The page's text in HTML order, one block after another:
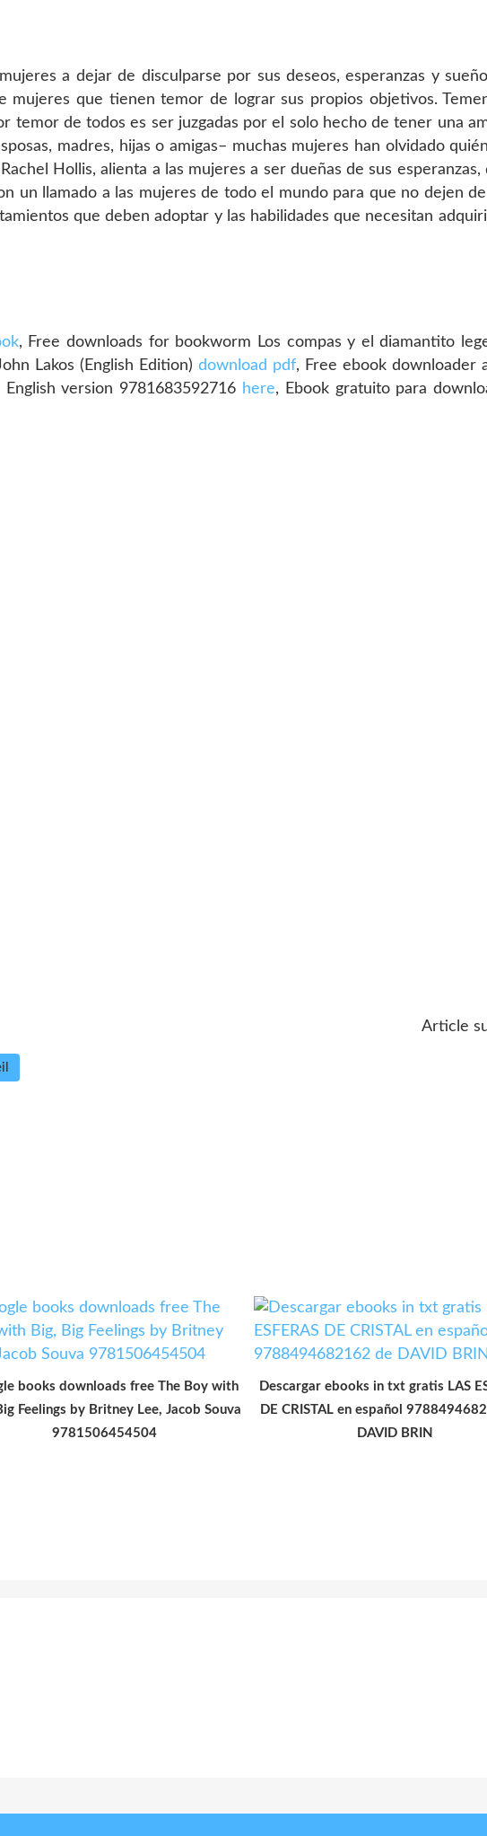
a dejar de disculparse por sus deseos, esperanzas y
mujeres que tienen temor de lograr sus propios objetivos.
temor de todos es ser juzgadas por el solo hecho de tener una
madres, hijas o amigas– muchas mujeres han olvidado
Hollis, alienta a las mujeres a ser dueñas de sus esperanzas,
un llamado a las mujeres de todo el mundo para que no dejen
que deben adoptar y las habilidades que necesitan
, Free downloads for bookworm Los compas y el diamantito
Lakos (English Edition) download pdf, Free ebook downloader
version 9781683592716 here, Ebook gratuito para
Article
books downloads free The Boy with
Feelings by Britney Lee, Jacob Souva
9781506454504
Descargar ebooks in txt gratis LAS
DE CRISTAL en español
DAVID BRIN